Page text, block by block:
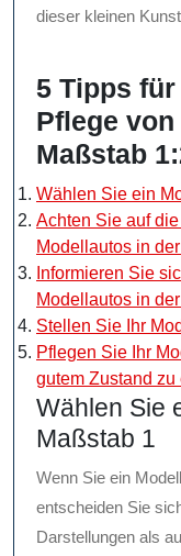
dieser kleinen
5 Tipps
Pflege
Maßstab
Wählen Sie ein
Achten Sie auf
Modellautos in
Informieren Sie
Modellautos in
Stellen Sie Ihr
Pflegen Sie Ihr
gutem Zustand zu
Wählen Sie
Maßstab 1
Wenn Sie ein
entscheiden Sie
Darstellungen als